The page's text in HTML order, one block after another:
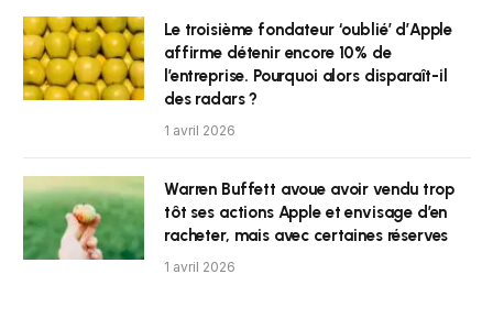
Le troisième fondateur ‘oublié’ d’Apple
affirme détenir encore 10% de
l’entreprise. Pourquoi alors disparaît-il
des radars ?
1 avril 2026
Warren Buffett avoue avoir vendu trop
tôt ses actions Apple et envisage d’en
racheter, mais avec certaines réserves
1 avril 2026